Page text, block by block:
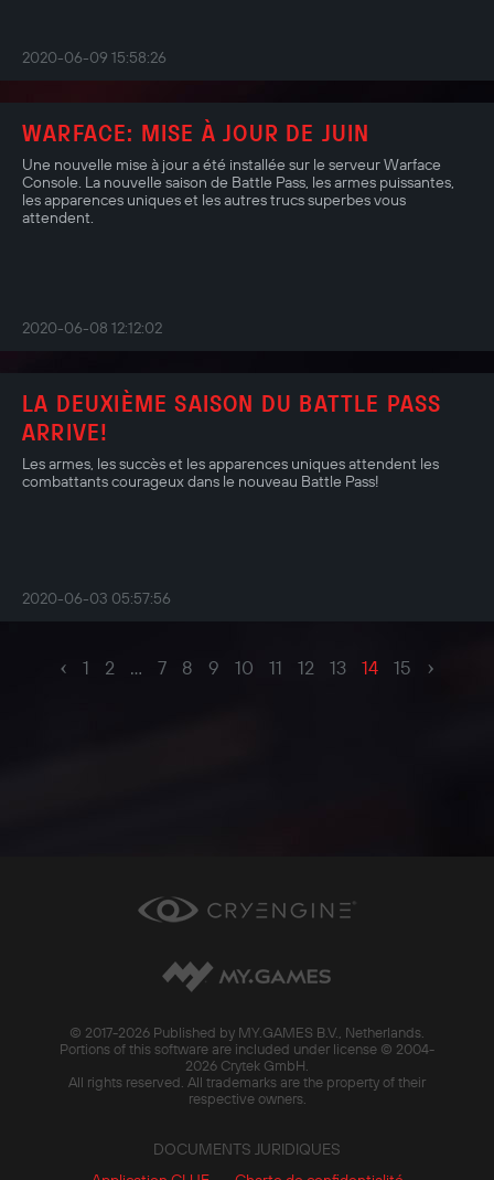
2020-06-09 15:58:26
WARFACE: MISE À JOUR DE JUIN
Une nouvelle mise à jour a été installée sur le serveur Warface
Console. La nouvelle saison de Battle Pass, les armes puissantes,
les apparences uniques et les autres trucs superbes vous
attendent.
2020-06-08 12:12:02
LA DEUXIÈME SAISON DU BATTLE PASS
ARRIVE!
Les armes, les succès et les apparences uniques attendent les
combattants courageux dans le nouveau Battle Pass!
2020-06-03 05:57:56
‹ 1 2 ... 7 8 9 10 11 12 13 14 15 ›
© 2017-2026 Published by MY.GAMES B.V., Netherlands.
Portions of this software are included under license © 2004-
2026 Crytek GmbH.
All rights reserved. All trademarks are the property of their
respective owners.
DOCUMENTS JURIDIQUES